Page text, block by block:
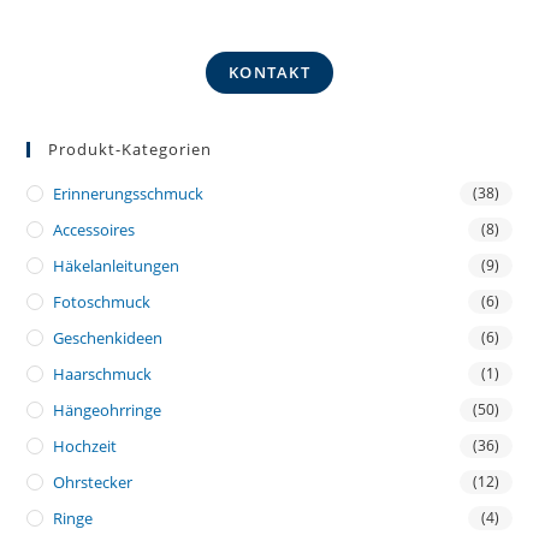
KONTAKT
Produkt-Kategorien
Erinnerungsschmuck (38)
Accessoires (8)
Häkelanleitungen (9)
Fotoschmuck (6)
Geschenkideen (6)
Haarschmuck (1)
Hängeohrringe (50)
Hochzeit (36)
Ohrstecker (12)
Ringe (4)